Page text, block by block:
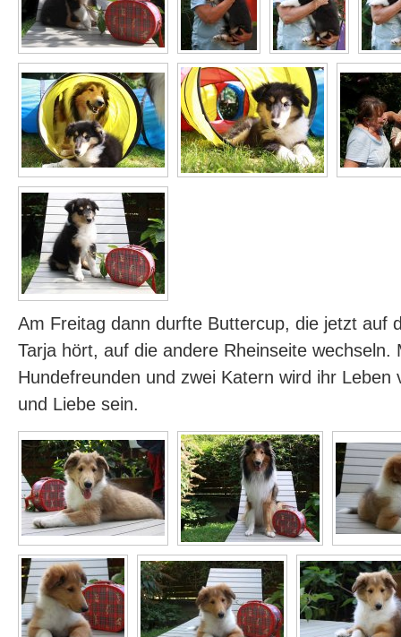
Am Freitag dann durfte Buttercup, die jetzt auf
Tarja hört, auf die andere Rheinseite wechseln.
Hundefreunden und zwei Katern wird ihr Leben
und Liebe sein.